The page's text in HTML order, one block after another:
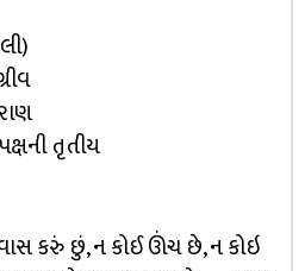
તૃતીય
કરું છું, ન કોઈ ઊંચ છે, ન કોઇ